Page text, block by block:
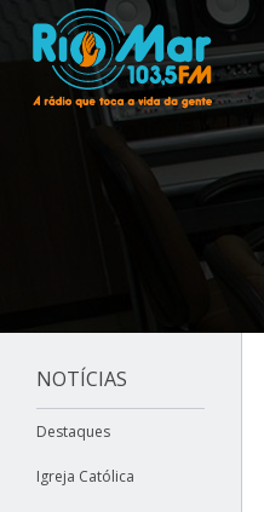
NOTÍCIAS
Destaques
Igreja Católica